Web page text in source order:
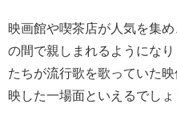
映画館や喫茶店が人気を集め
の間で親しまれるようにな
たちが流行歌を歌っていた
映した一場面といえるでしょ